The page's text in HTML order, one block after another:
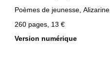
Poèmes de jeunesse, Alizarine,
260 pages, 13 €
Version numérique